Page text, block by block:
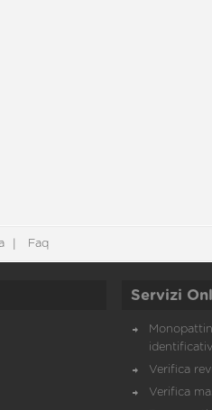
Faq
Servizi
Verifica
Verifica